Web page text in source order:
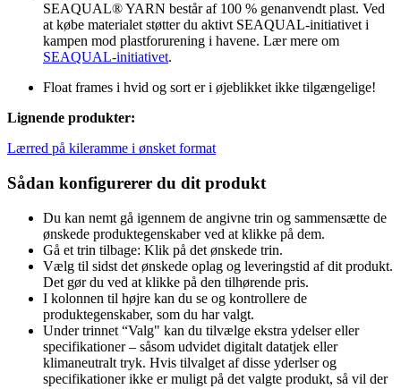
SEAQUAL® YARN består af 100 % genanvendt plast. Ved
at købe materialet støtter du aktivt SEAQUAL-initiativet i
kampen mod plastforurening i havene. Lær mere om
SEAQUAL-initiativet.
Float frames i hvid og sort er i øjeblikket ikke tilgængelige!
Lignende produkter:
Lærred på kileramme i ønsket format
Sådan konfigurerer du dit produkt
Du kan nemt gå igennem de angivne trin og sammensætte de
ønskede produktegenskaber ved at klikke på dem.
Gå et trin tilbage: Klik på det ønskede trin.
Vælg til sidst det ønskede oplag og leveringstid af dit produkt.
Det gør du ved at klikke på den tilhørende pris.
I kolonnen til højre kan du se og kontrollere de
produktegenskaber, som du har valgt.
Under trinnet “Valg" kan du tilvælge ekstra ydelser eller
specifikationer – såsom udvidet digitalt datatjek eller
klimaneutralt tryk. Hvis tilvalget af disse yderlser og
specifikationer ikke er muligt på det valgte produkt, så vil der